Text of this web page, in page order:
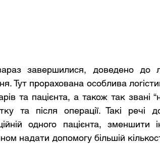
завершилися, доведено до
Тут прорахована особлива
та пацієнта, а також так звані
та після операції. Такі речі
одного пацієнта, зменшити
надати допомогу більшій